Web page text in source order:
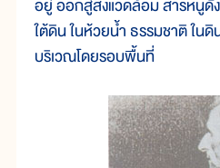
อยู่ ออกสู่สิ่งแวดล้อม สารหนูดั
ใต้ดิน ในห้วยน้ำ ธรรมชาติ ใน
บริเวณโดยรอบพื้นที่